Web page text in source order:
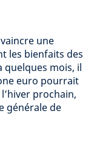
une
les bienfaits des
quelques mois, il
euro pourrait
prochain,
générale de